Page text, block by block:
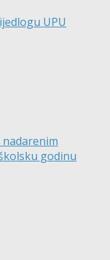
UPU
godinu